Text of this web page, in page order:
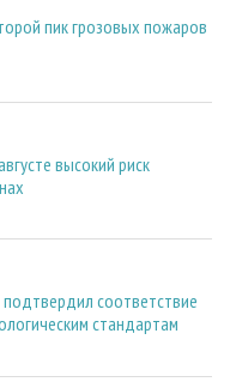
пик грозовых пожаров
высокий риск
соответствие
стандартам